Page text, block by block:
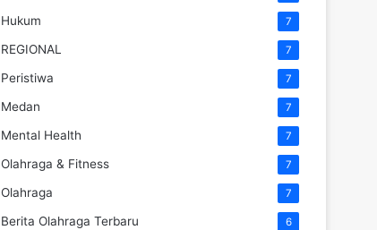
Hukum 7
REGIONAL 7
Peristiwa 7
Medan 7
Mental Health 7
Olahraga & Fitness 7
Olahraga 7
Berita Olahraga Terbaru 6